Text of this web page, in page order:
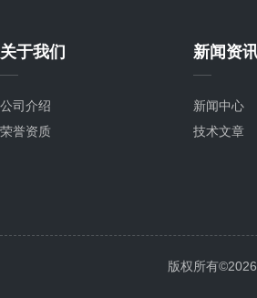
关于我们
公司介绍
荣誉资质
新闻资
新闻中心
技术文章
版权所有